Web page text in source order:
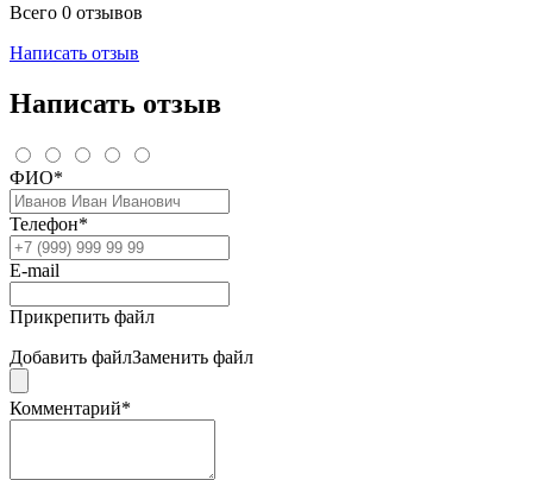
Всего 0 отзывов
Написать отзыв
Написать отзыв
ФИО*
Телефон*
E-mail
Прикрепить файл
Добавить файлЗаменить файл
Комментарий*